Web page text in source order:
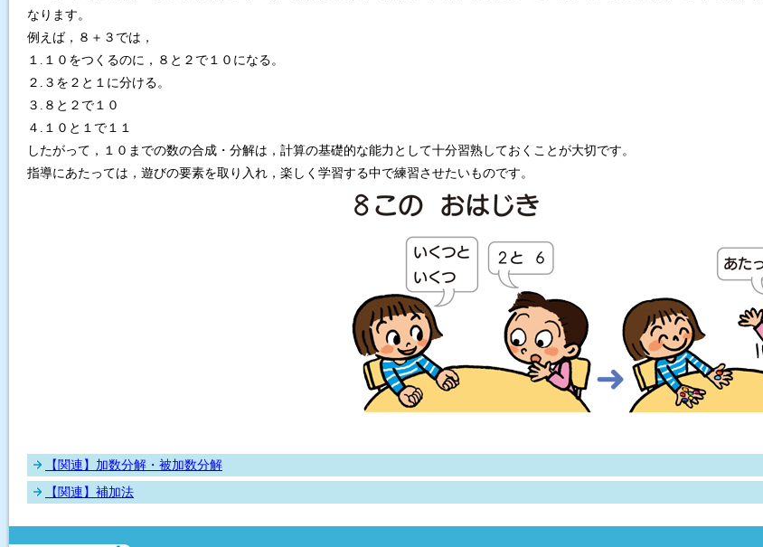
なります。
例えば，８＋３では，
１.１０をつくるのに，８と２で１０になる。
２.３を２と１に分ける。
３.８と２で１０
４.１０と１で１１
したがって，１０までの数の合成・分解は，計算の基礎的な能力として十分習熟しておくことが大切です。
指導にあたっては，遊びの要素を取り入れ，楽しく学習する中で練習させたいものです。
加数分解・被加数分解
補加法